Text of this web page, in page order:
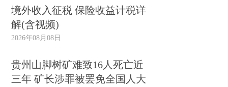
境外收入征税 保险收益计税详
解(含视频)
2026年08月08日
贵州山脚树矿难致16人死亡近
三年 矿长涉罪被罢免全国人大